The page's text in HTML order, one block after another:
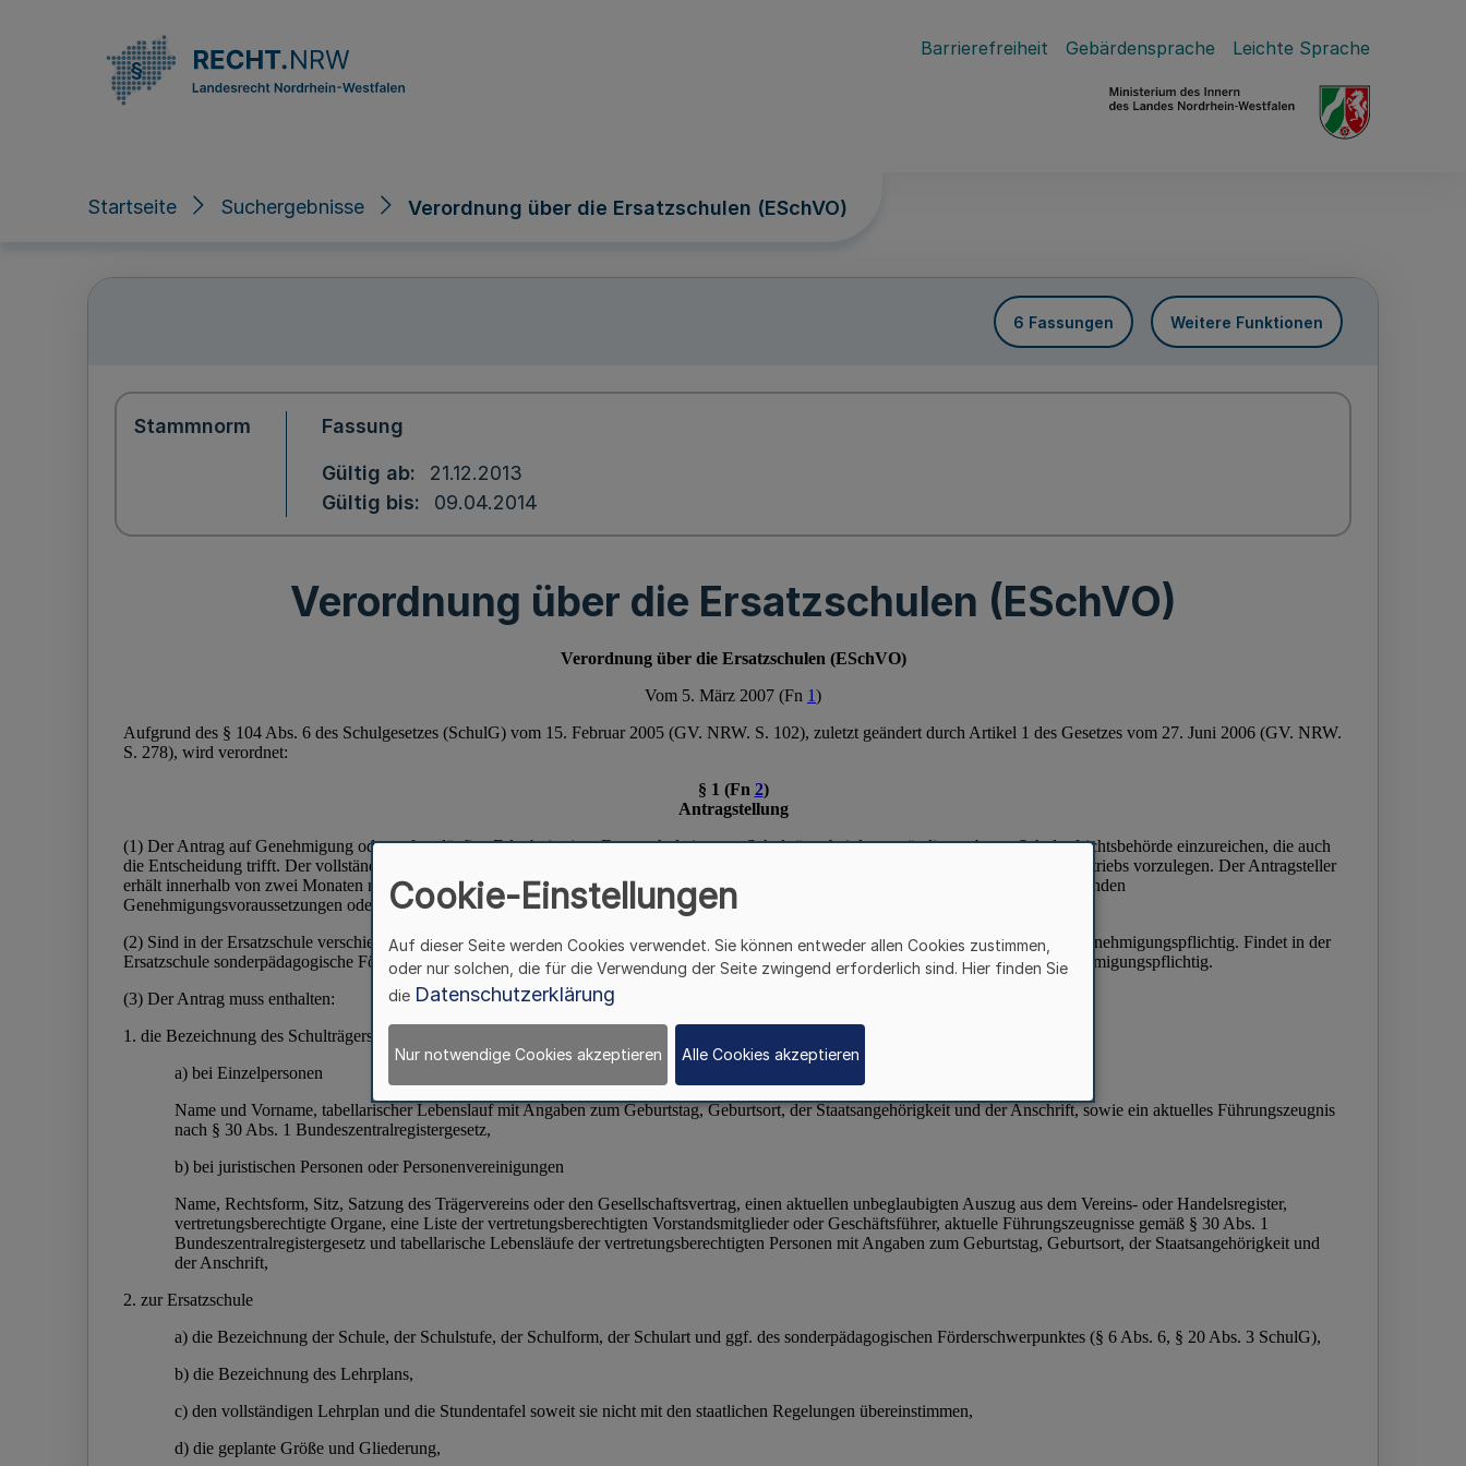
Barrierefreiheit Gebärdensprache Leichte Sprache
Startseite Suchergebnisse Verordnung über die Ersatzschulen (ESchVO)
6 Fassungen Weitere Funktionen
Stammnorm Fassung
Gültig ab
21.12.2013
Gültig bis
09.04.2014
Verordnung über die Ersatzschulen (ESchVO)
Cookie-Einstellungen
Auf dieser Seite werden Cookies verwendet. Sie können entweder allen Cookies zustimmen,
oder nur solchen, die für die Verwendung der Seite zwingend erforderlich sind. Hier finden Sie
die Datenschutzerklärung
Nur notwendige Cookies akzeptieren Alle Cookies akzeptieren